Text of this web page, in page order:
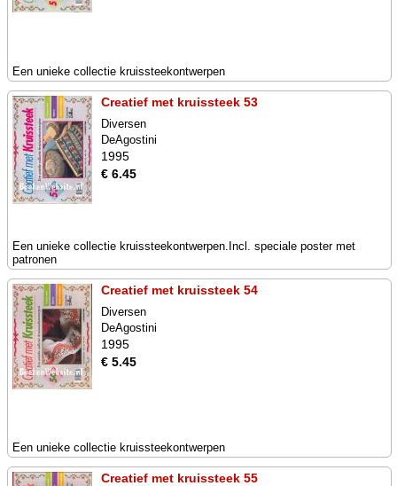
Een unieke collectie kruissteekontwerpen
Creatief met kruissteek 53
Diversen
DeAgostini
1995
€ 6.45
Een unieke collectie kruissteekontwerpen.Incl. speciale poster met
patronen
Creatief met kruissteek 54
Diversen
DeAgostini
1995
€ 5.45
Een unieke collectie kruissteekontwerpen
Creatief met kruissteek 55